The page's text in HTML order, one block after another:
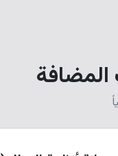
المضافة